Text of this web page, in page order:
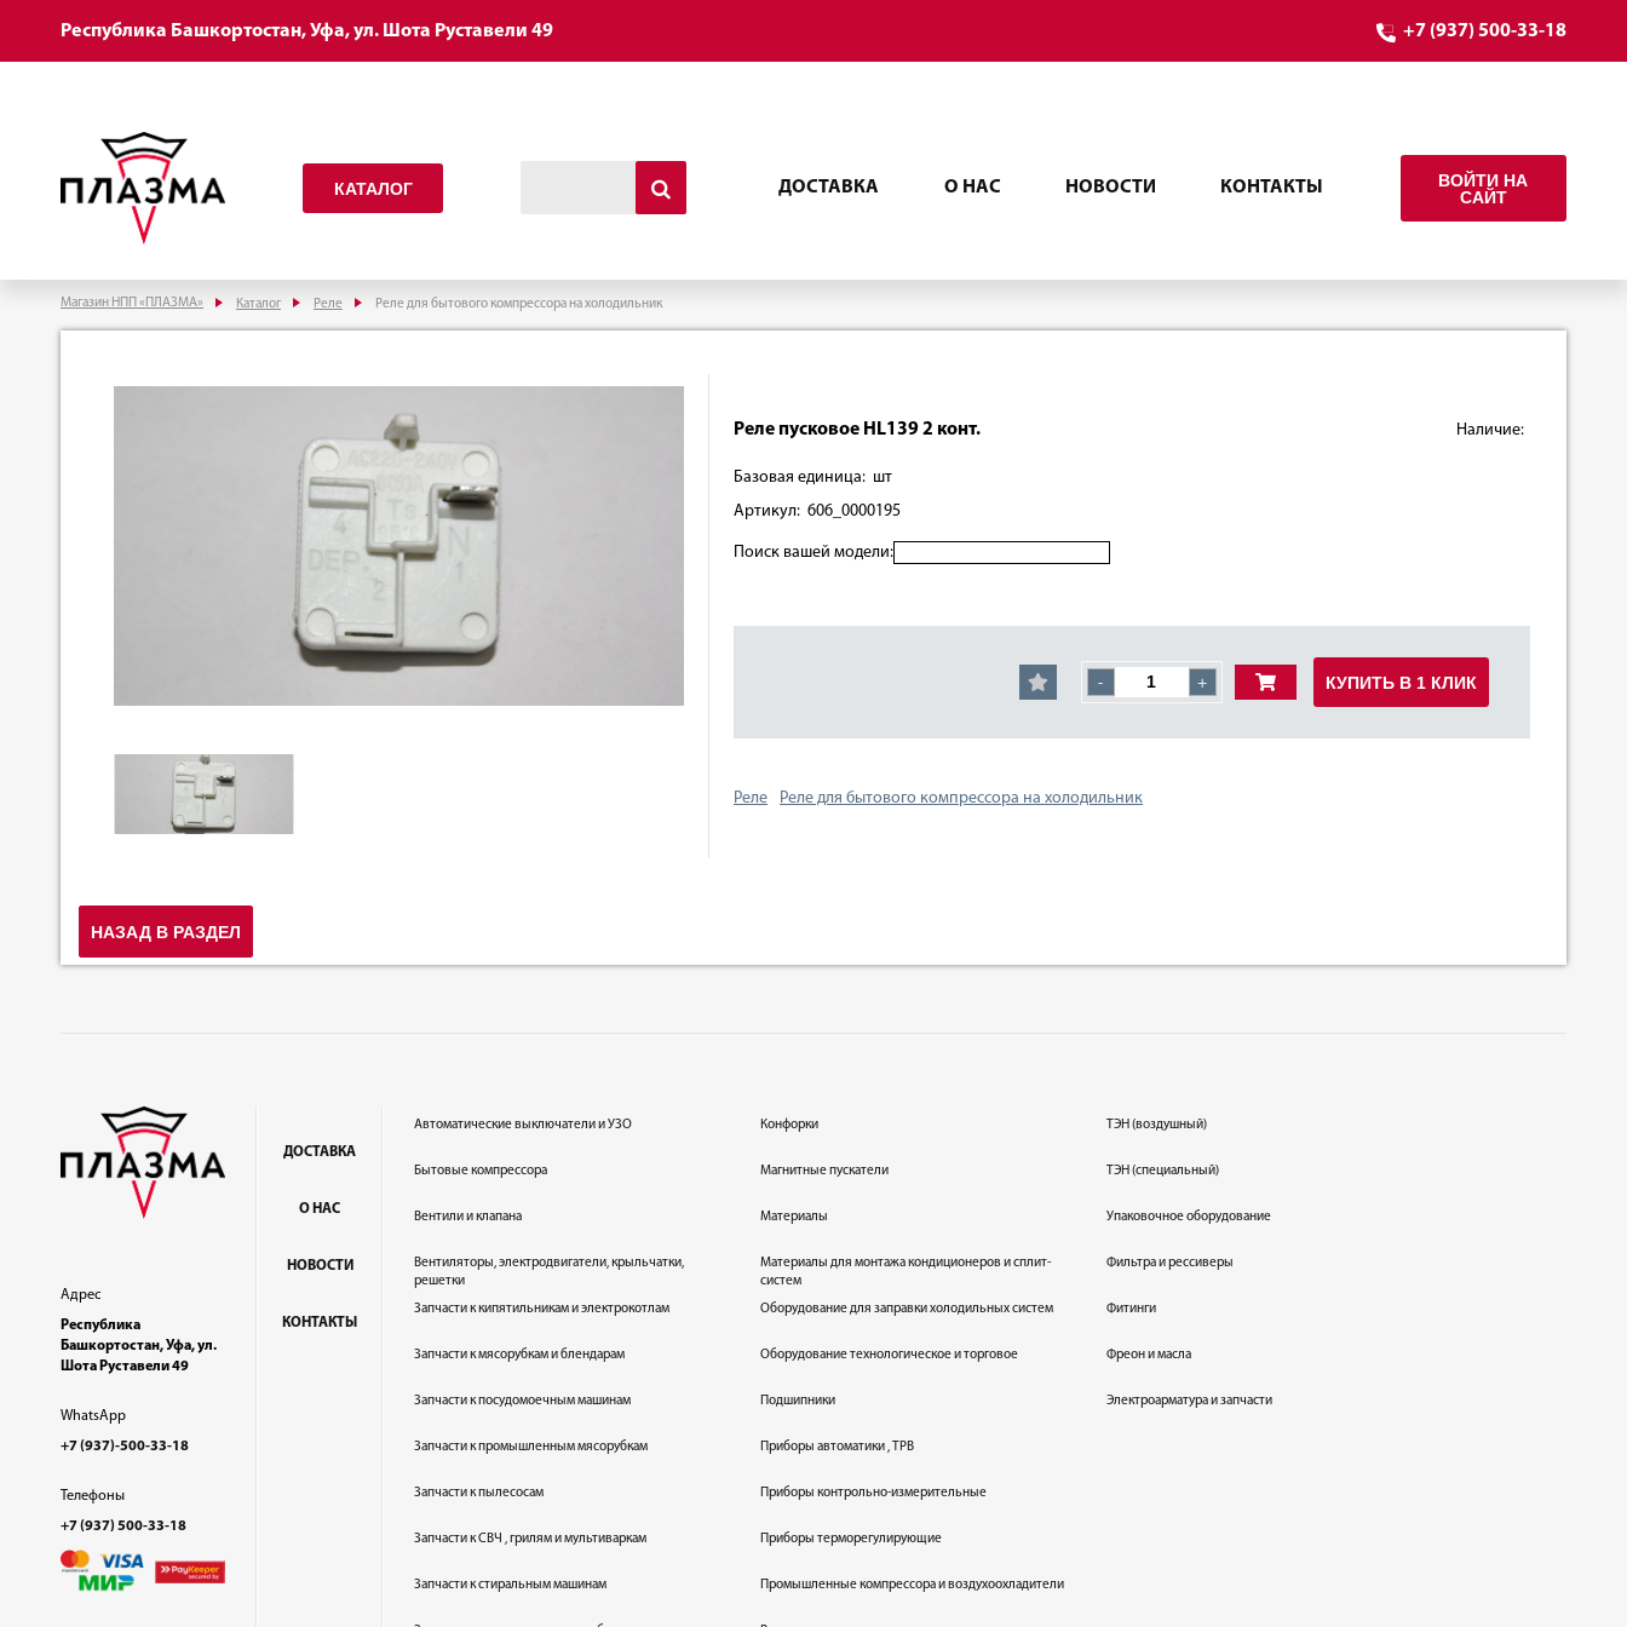
Республика Башкортостан, Уфа, ул. Шота Руставели 49 +7 (937) 500-33-18
КАТАЛОГ ДОСТАВКА О НАС НОВОСТИ КОНТАКТЫ
ВОЙТИ НА
САЙТ
Магазин НПП «ПЛАЗМА» Каталог Реле Реле для бытового компрессора на холодильник
Реле пусковое HL139 2 конт. Наличие:
Базовая единица: шт
Артикул: 606_0000195
Поиск вашей модели:
- + КУПИТЬ В 1 КЛИК
Реле Реле для бытового компрессора на холодильник
НАЗАД В РАЗДЕЛ
Адрес
Республика
Башкортостан, Уфа, ул.
Шота Руставели 49
WhatsApp
+7 (937)-500-33-18
Телефоны
+7 (937) 500-33-18
ДОСТАВКА
О НАС
НОВОСТИ
КОНТАКТЫ
Автоматические выключатели и УЗО
Бытовые компрессора
Вентили и клапана
Вентиляторы, электродвигатели, крыльчатки,
решетки
Запчасти к кипятильникам и электрокотлам
Запчасти к мясорубкам и блендарам
Запчасти к посудомоечным машинам
Запчасти к промышленным мясорубкам
Запчасти к пылесосам
Запчасти к СВЧ , грилям и мультиваркам
Запчасти к стиральным машинам
Конфорки
Магнитные пускатели
Материалы
Материалы для монтажа кондиционеров и сплит-
систем
Оборудование для заправки холодильных систем
Оборудование технологическое и торговое
Подшипники
Приборы автоматики , ТРВ
Приборы контрольно-измерительные
Приборы терморегулирующие
Промышленные компрессора и воздухоохладители
ТЭН (воздушный)
ТЭН (специальный)
Упаковочное оборудование
Фильтра и рессиверы
Фитинги
Фреон и масла
Электроарматура и запчасти